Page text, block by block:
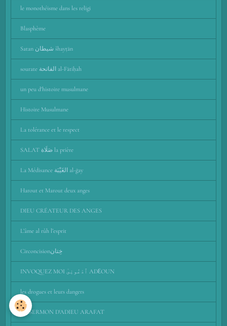
le monothéisme dans les religi
Blasphème
Satan ﺷﻴﻄﺎﻥ šhayṭān
sourate الفاتحة al-Fātiḥah
un peu d'histoire musulmane
Histoire Musulmane
La tolérance et le respect
SALAT صَلَاة la prière
La Médisance الغَيْبَة al-ḡay
Harout et Marout deux anges
DIEU CRÉATEUR DES ANGES
L’âme al rûh l’esprit
Circoncisionخِتان
INVOQUEZ MOI ٱدْعُونِىٓ ADƐOUN
les drogues et leurs dangers
LE SERMON D'ADIEU ARAFAT